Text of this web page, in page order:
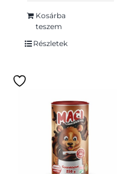
Kosárba
teszem
Részletek